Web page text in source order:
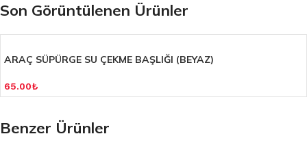
Son Görüntülenen Ürünler
ARAÇ SÜPÜRGE SU ÇEKME BAŞLIĞI (BEYAZ)
65.00₺
Benzer Ürünler